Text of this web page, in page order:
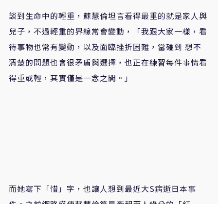
談到生命中的輕重，蘇慧倫坦言看得最重的就是家人與
兒子，不過輕重的界線常會變動，「我跟大家一樣，看
待事物也常有變動，以及面臨挫折困難，當碰到 想不
清楚的問題也會很矛盾與選擇，也正在練習每件事情看
得重或輕，其實僅是一念之間。」
而她寫下「惜」字，也讓人想到最近大S病逝日本事